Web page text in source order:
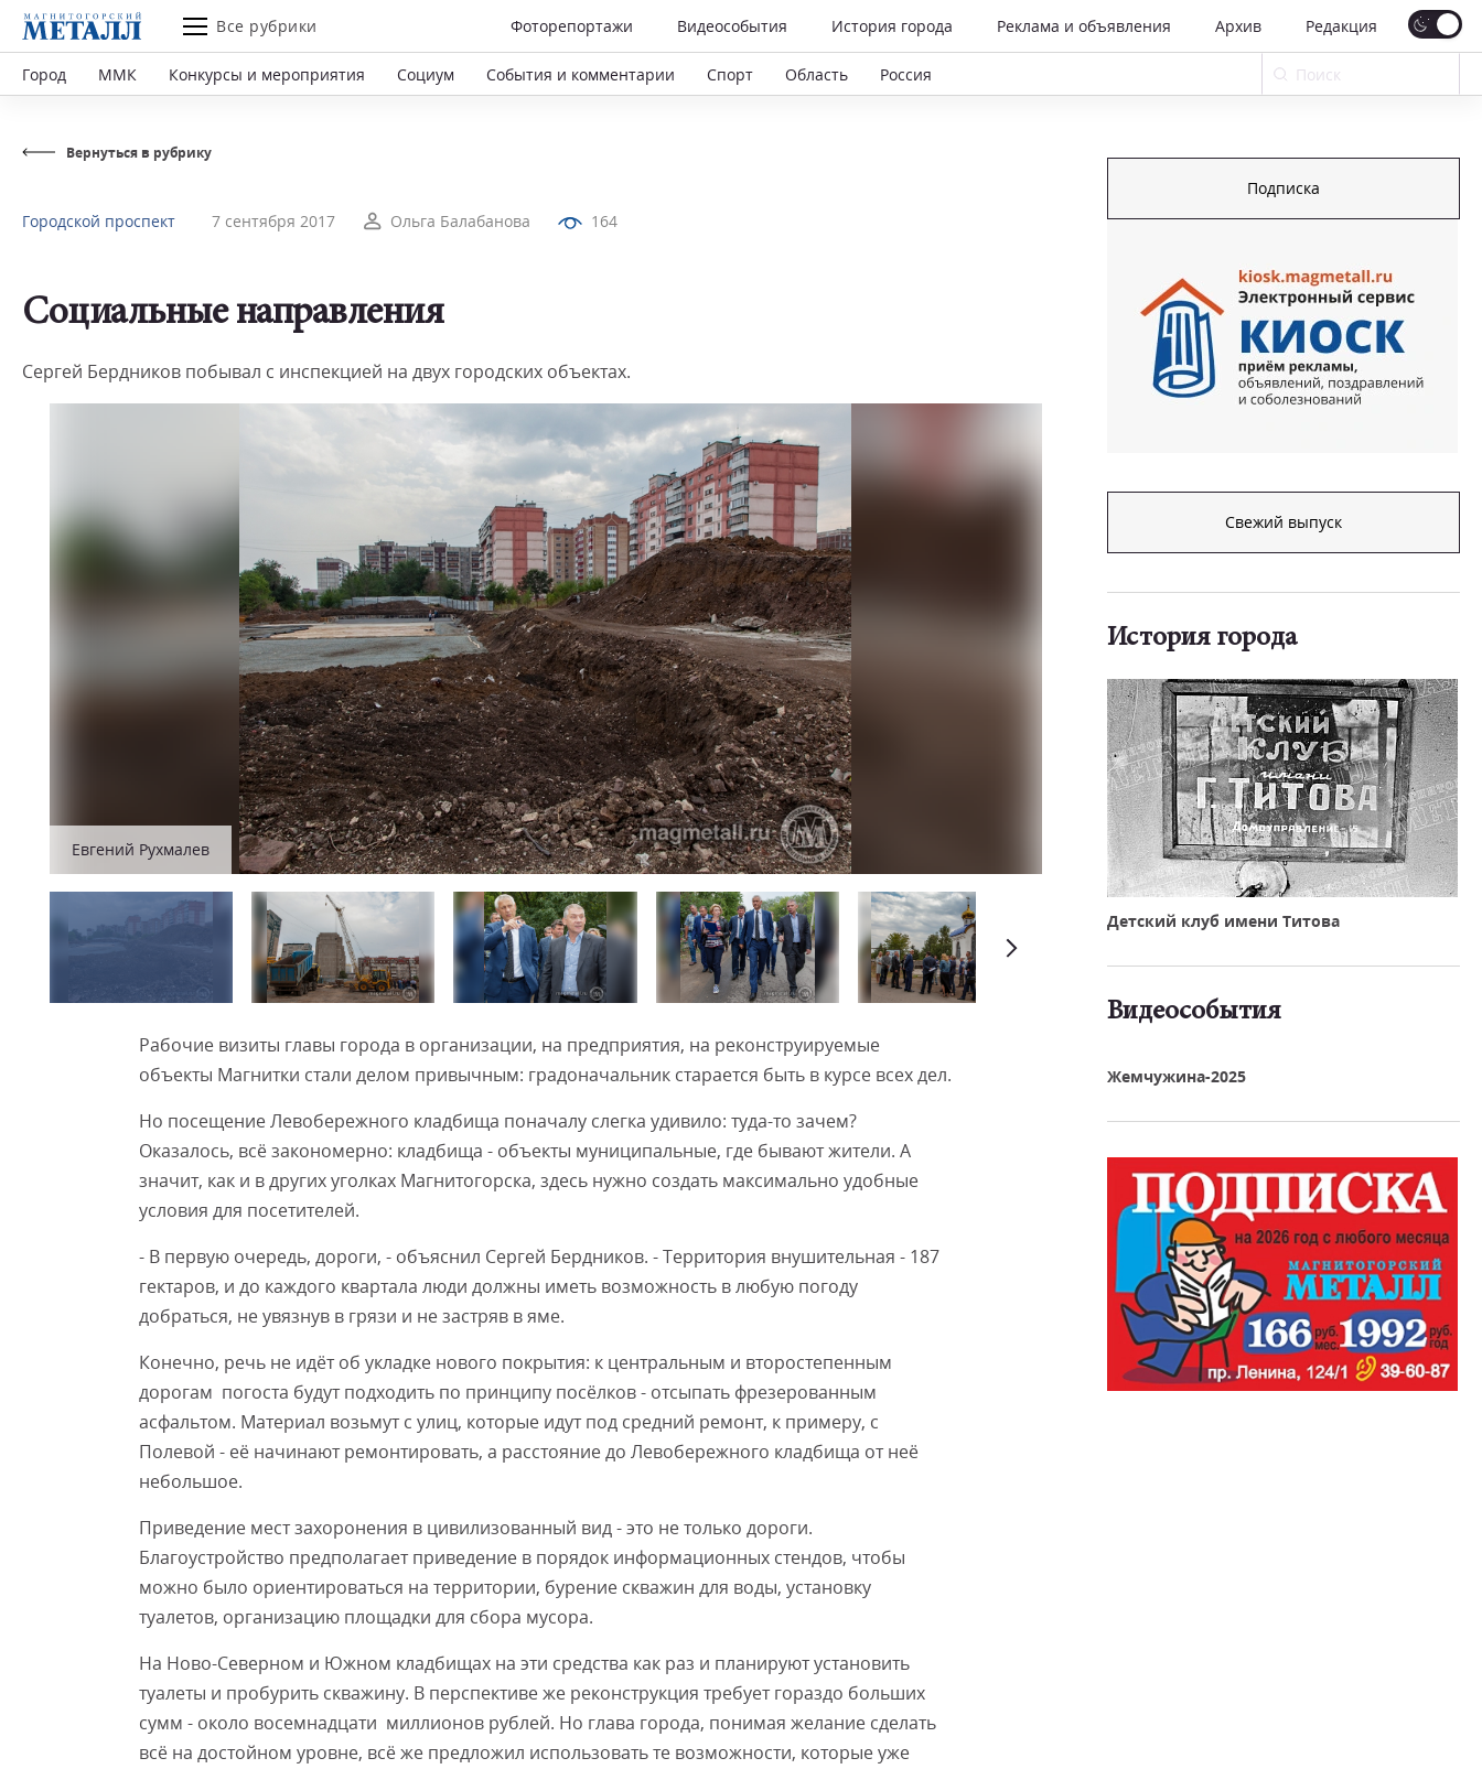
Все рубрики Фоторепортажи Видеособытия История города Реклама и объявления Архив Редакция
Город ММК Конкурсы и мероприятия Социум События и комментарии Спорт Область Россия
Вернуться в рубрику
Городской проспект 7 сентября 2017 Ольга Балабанова 164
Социальные направления
Сергей Бердников побывал с инспекцией на двух городских объектах.
Евгений Рухмалев Евгений Рухмалев
Рабочие визиты главы города в организации, на предприятия, на реконструируемые
объекты Магнитки стали делом привычным: градоначальник старается быть в курсе всех дел.
Но посещение Левобережного кладбища поначалу слегка удивило: туда-то зачем?
Оказалось, всё закономерно: кладбища - объекты муниципальные, где бывают жители. А
значит, как и в других уголках Магнитогорска, здесь нужно создать максимально удобные
условия для посетителей.
- В первую очередь, дороги, - объяснил Сергей Бердников. - Территория внушительная - 187
гектаров, и до каждого квартала люди должны иметь возможность в любую погоду
добраться, не увязнув в грязи и не застряв в яме.
Конечно, речь не идёт об укладке нового покрытия: к центральным и второстепенным
дорогам погоста будут подходить по принципу посёлков - отсыпать фрезерованным
асфальтом. Материал возьмут с улиц, которые идут под средний ремонт, к примеру, с
Полевой - её начинают ремонтировать, а расстояние до Левобережного кладбища от неё
небольшое.
Приведение мест захоронения в цивилизованный вид - это не только дороги.
Благоустройство предполагает приведение в порядок информационных стендов, чтобы
можно было ориентироваться на территории, бурение скважин для воды, установку
туалетов, организацию площадки для сбора мусора.
На Ново-Северном и Южном кладбищах на эти средства как раз и планируют установить
туалеты и пробурить скважину. В перспективе же реконструкция требует гораздо больших
сумм - около восемнадцати миллионов рублей. Но глава города, понимая желание сделать
всё на достойном уровне, всё же предложил использовать те возможности, которые уже
Подписка
Свежий выпуск
История города
Детский клуб имени Титова
Видеособытия
Жемчужина-2025